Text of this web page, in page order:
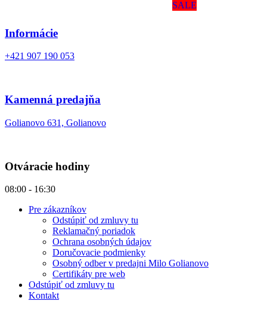
Informácie
+421 907 190 053
Kamenná predajňa
Golianovo 631, Golianovo
Otváracie hodiny
08:00 - 16:30
Pre zákazníkov
Odstúpiť od zmluvy tu
Reklamačný poriadok
Ochrana osobných údajov
Doručovacie podmienky
Osobný odber v predajni Milo Golianovo
Certifikáty pre web
Odstúpiť od zmluvy tu
Kontakt
SALE